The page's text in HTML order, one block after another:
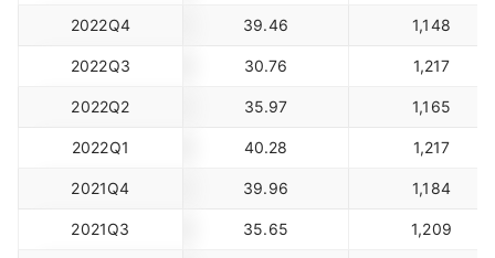
2022Q4 39.46 1,148
2022Q3 30.76 1,217
2022Q2 35.97 1,165
2022Q1 40.28 1,217
2021Q4 39.96 1,184
2021Q3 35.65 1,209